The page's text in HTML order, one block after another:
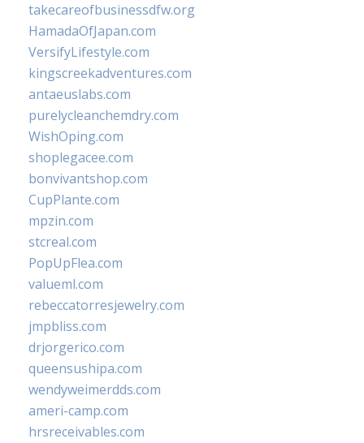
takecareofbusinessdfw.org
HamadaOfJapan.com
VersifyLifestyle.com
kingscreekadventures.com
antaeuslabs.com
purelycleanchemdry.com
WishOping.com
shoplegacee.com
bonvivantshop.com
CupPlante.com
mpzin.com
stcreal.com
PopUpFlea.com
valueml.com
rebeccatorresjewelry.com
jmpbliss.com
drjorgerico.com
queensushipa.com
wendyweimerdds.com
ameri-camp.com
hrsreceivables.com